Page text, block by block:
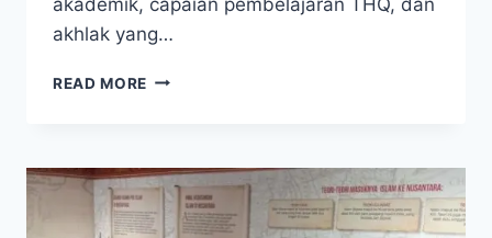
akhlak yang…
READ MORE